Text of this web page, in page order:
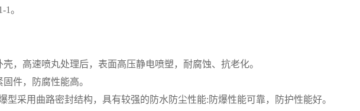
1。
，高速喷丸处理后，表面高压静电喷塑，耐腐蚀、抗老化。
件，防腐性能高。
型采用曲路密封结构，具有较强的防水防尘性能:防爆性能可靠，防护性能好。